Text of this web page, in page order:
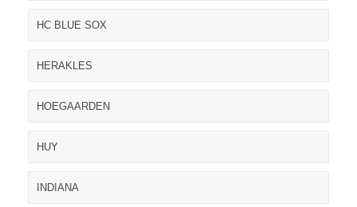
HC BLUE SOX
HERAKLES
HOEGAARDEN
HUY
INDIANA